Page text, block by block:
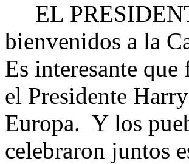
EL
bienvenidos a la
Es interesante que
el Presidente
Europa. Y los
celebraron juntos